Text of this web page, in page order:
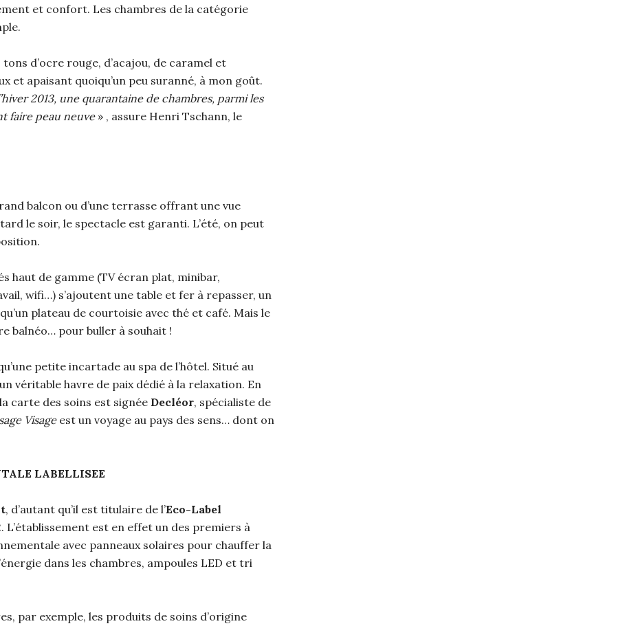
et confort. Les chambres de la catégorie
d’ocre rouge, d’acajou, de caramel et
et apaisant quoiqu’un peu suranné, à mon goût.
2013, une quarantaine de chambres, parmi les
faire peau neuve» , assure Henri Tschann, le
balcon ou d’une terrasse offrant une vue
le soir, le spectacle est garanti. L’été, on peut
haut de gamme (TV écran plat, minibar,
wifi…) s’ajoutent une table et fer à repasser, un
plateau de courtoisie avec thé et café. Mais le
balnéo… pour buller à souhait !
petite incartade au spa de l’hôtel. Situé au
véritable havre de paix dédié à la relaxation. En
carte des soins est signée Decléor, spécialiste de
Visage est un voyage au pays des sens… dont on
LABELLISEE
, d’autant qu’il est titulaire de l’Eco-Label
L’établissement est en effet un des premiers à
avec panneaux solaires pour chauffer la
dans les chambres, ampoules LED et tri
par exemple, les produits de soins d’origine